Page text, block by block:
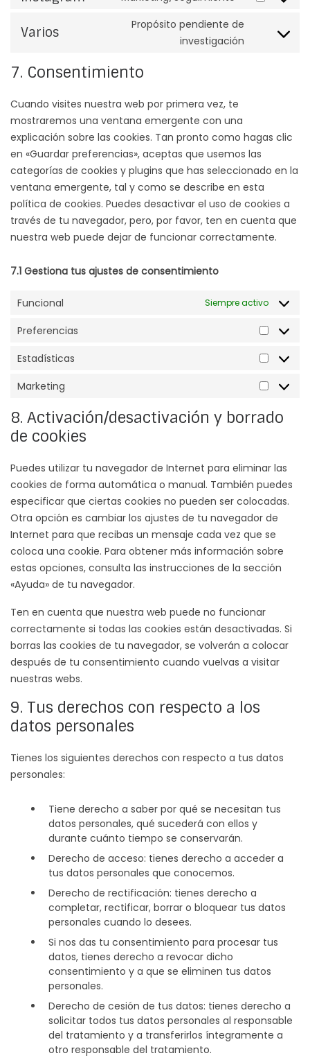
Consent to
Varios
Propósito pendiente de
investigación
Consent
7. Consentimiento
Cuando visites nuestra web por primera vez, te
mostraremos una ventana emergente con una
explicación sobre las cookies. Tan pronto como hagas clic
en «Guardar preferencias», aceptas que usemos las
categorías de cookies y plugins que has seleccionado en la
ventana emergente, tal y como se describe en esta
política de cookies. Puedes desactivar el uso de cookies a
través de tu navegador, pero, por favor, ten en cuenta que
nuestra web puede dejar de funcionar correctamente.
7.1 Gestiona tus ajustes de consentimiento
Funcional Siempre activo
Preferencias
Estadísticas
Marketing
8. Activación/desactivación y borrado
de cookies
Puedes utilizar tu navegador de Internet para eliminar las
cookies de forma automática o manual. También puedes
especificar que ciertas cookies no pueden ser colocadas.
Otra opción es cambiar los ajustes de tu navegador de
Internet para que recibas un mensaje cada vez que se
coloca una cookie. Para obtener más información sobre
estas opciones, consulta las instrucciones de la sección
«Ayuda» de tu navegador.
Ten en cuenta que nuestra web puede no funcionar
correctamente si todas las cookies están desactivadas. Si
borras las cookies de tu navegador, se volverán a colocar
después de tu consentimiento cuando vuelvas a visitar
nuestras webs.
9. Tus derechos con respecto a los
datos personales
Tienes los siguientes derechos con respecto a tus datos
personales:
Tiene derecho a saber por qué se necesitan tus
datos personales, qué sucederá con ellos y
durante cuánto tiempo se conservarán.
Derecho de acceso: tienes derecho a acceder a
tus datos personales que conocemos.
Derecho de rectificación: tienes derecho a
completar, rectificar, borrar o bloquear tus datos
personales cuando lo desees.
Si nos das tu consentimiento para procesar tus
datos, tienes derecho a revocar dicho
consentimiento y a que se eliminen tus datos
personales.
Derecho de cesión de tus datos: tienes derecho a
solicitar todos tus datos personales al responsable
del tratamiento y a transferirlos íntegramente a
otro responsable del tratamiento.